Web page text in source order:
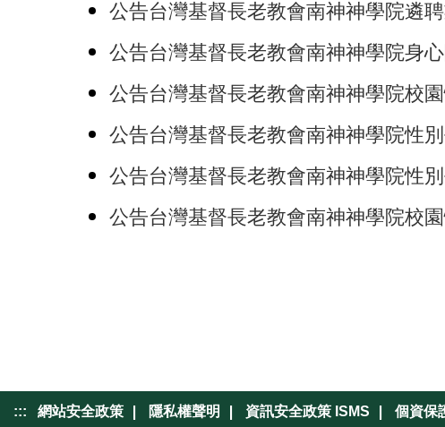
公告台灣基督長老教會南神神學院遴
公告台灣基督長老教會南神神學院身
公告台灣基督長老教會南神神學院校
公告台灣基督長老教會南神神學院性
公告台灣基督長老教會南神神學院性
公告台灣基督長老教會南神神學院校
::: 網站安全政策 | 隱私權聲明 | 資訊安全政策 ISMS | 個資保